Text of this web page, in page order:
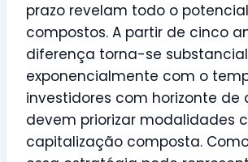
prazo revelam todo o
compostos. A partir de cinco
diferença torna-se
exponencialmente com o
investidores com horizonte de
devem priorizar modalidades
capitalização composta.